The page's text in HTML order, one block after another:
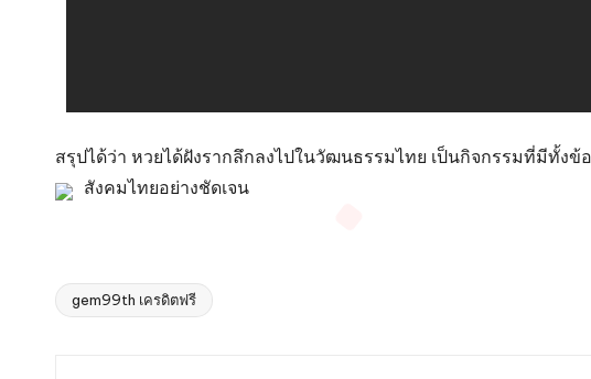
สรุปได้ว่า หวยได้ฝังรากลึกลงไปในวัฒนธรรมไทย เป็นกิจกรรมที่มีทั้ง
สังคมไทยอย่างชัดเจน
Tags:
gem99th เครดิตฟรี